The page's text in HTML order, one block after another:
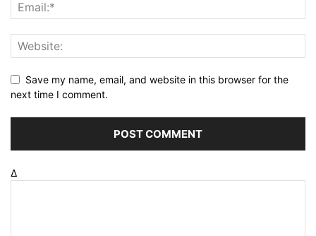
Save my name, email, and website in this browser for the
next time I comment.
Δ